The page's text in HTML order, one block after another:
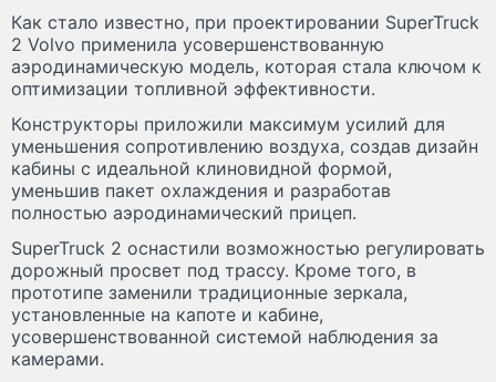
Как стало известно, при проектировании SuperTruck
2 Volvo применила усовершенствованную
аэродинамическую модель, которая стала ключом к
оптимизации топливной эффективности.
Конструкторы приложили максимум усилий для
уменьшения сопротивлению воздуха, создав дизайн
кабины с идеальной клиновидной формой,
уменьшив пакет охлаждения и разработав
полностью аэродинамический прицеп.
SuperTruck 2 оснастили возможностью регулировать
дорожный просвет под трассу. Кроме того, в
прототипе заменили традиционные зеркала,
установленные на капоте и кабине,
усовершенствованной системой наблюдения за
камерами.